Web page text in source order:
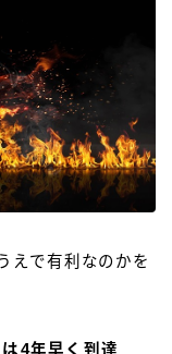
えで有利なのかを
4年早く到達